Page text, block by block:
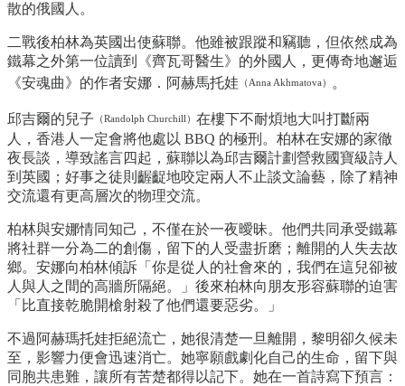
散的俄國人。
二戰後柏林為英國出使蘇聯。他雖被跟蹤和竊聽，但依然成為
鐵幕之外第一位讀到《齊瓦哥醫生》的外國人，更傳奇地邂逅
《安魂曲》的作者安娜．阿赫馬托娃 （Anna Akhmatova） 。
邱吉爾的兒子 （Randolph Churchill） 在樓下不耐煩地大叫打斷兩
人，香港人一定會將他處以 BBQ 的極刑。柏林在安娜的家徹
夜長談，導致謠言四起，蘇聯以為邱吉爾計劃營救國寶級詩人
到英國；好事之徒則齷齪地咬定兩人不止談文論藝，除了精神
交流還有更高層次的物理交流。
柏林與安娜情同知己，不僅在於一夜曖昧。他們共同承受鐵幕
將社群一分為二的創傷，留下的人受盡折磨；離開的人失去故
鄉。安娜向柏林傾訴「你是從人的社會來的，我們在這兒卻被
人與人之間的高牆所隔絕。」後來柏林向朋友形容蘇聯的迫害
「比直接乾脆開槍射殺了他們還要惡劣。」
不過阿赫瑪托娃拒絕流亡，她很清楚一旦離開，黎明卻久候未
至，影響力便會迅速消亡。她寧願戲劇化自己的生命，留下與
同胞共患難，讓所有苦楚都得以記下。她在一首詩寫下預言：